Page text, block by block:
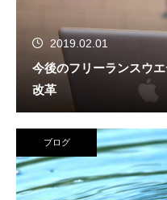
2019.02.01
今後のフリーランスウ
改革
ブログ